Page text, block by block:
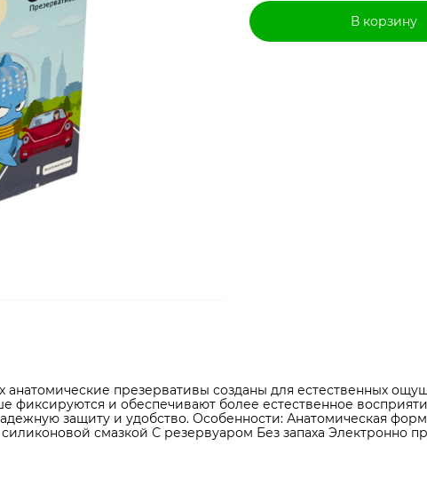
В корзину
анатомические презервативы созданы для естественных
и обеспечивают более естественное
защиту и удобство. Особенности: Анатомическая
смазкой С резервуаром Без запаха Электронно